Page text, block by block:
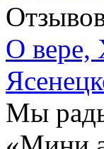
О вере,
Мы